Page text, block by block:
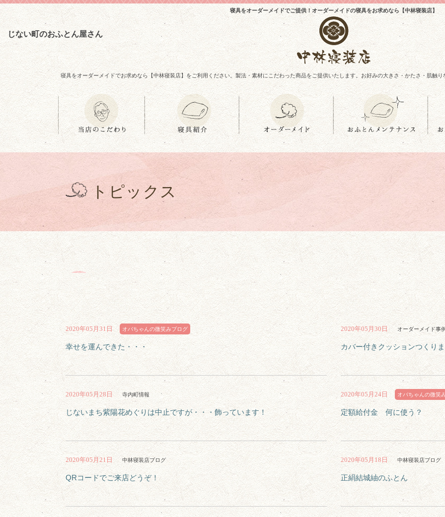
寝具をオーダーメイドでご提供！オーダーメイドの寝具をお求めなら【中林寝装店】
じない町のおふとん屋さん
寝具をオーダーメイドでお求めなら【中林寝装店】をご利用ください。製法・素材にこだわった商品をご提供いたします。お好みの大きさ・かたさ・肌触
トピックス
2020年05月31日 オバちゃんの微笑みブログ
幸せを運んできた・・・
2020年05月30日 オーダーメイド事
カバー付きクッションつくり
2020年05月28日 寺内町情報
じないまち紫陽花めぐりは中止ですが・・・飾っています！
2020年05月24日 オバちゃんの微笑
定額給付金 何に使う？
2020年05月21日 中林寝装店ブログ
QRコードでご来店どうぞ！
2020年05月18日 中林寝装店ブログ
正絹結城紬のふとん